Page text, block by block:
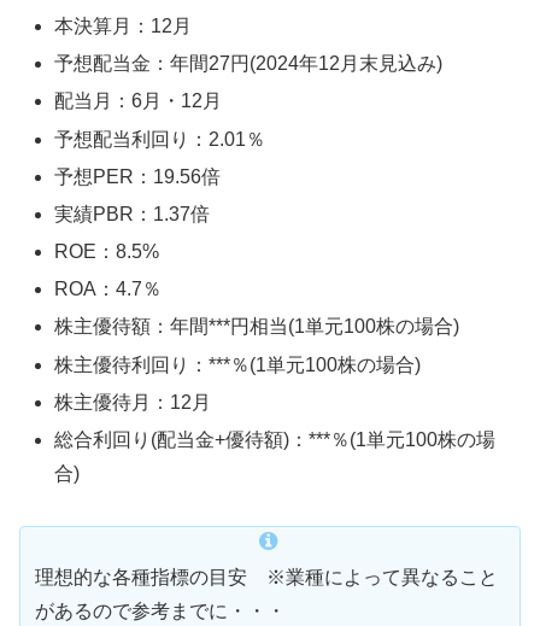
本決算月：12月
予想配当金：年間27円(2024年12月末見込み)
配当月：6月・12月
予想配当利回り：2.01％
予想PER：19.56倍
実績PBR：1.37倍
ROE：8.5%
ROA：4.7％
株主優待額：年間***円相当(1単元100株の場合)
株主優待利回り：***％(1単元100株の場合)
株主優待月：12月
総合利回り(配当金+優待額)：***％(1単元100株の場
合)
理想的な各種指標の目安 ※業種によって異なること
があるので参考までに・・・